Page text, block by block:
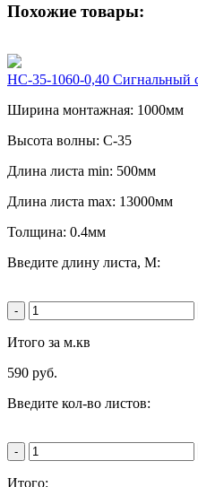
Похожие товары:
НС-35-1060-0,40 Сигнальный
Ширина монтажная: 1000мм
Высота волны: C-35
Длина листа min: 500мм
Длина листа max: 13000мм
Толщина: 0.4мм
Введите длину листа, М:
-
Итого за м.кв
590 руб.
Введите кол-во листов:
-
Итого: